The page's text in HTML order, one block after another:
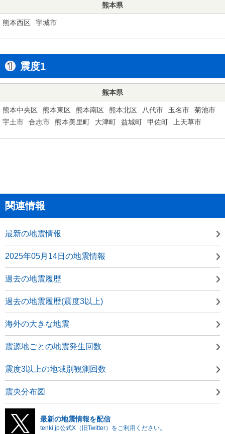
熊本県
熊本西区 宇城市
震度1
熊本県
熊本中央区 熊本東区 熊本南区 熊本北区 八代市 玉名市
菊池市
宇土市
合志市 熊本美里町 大津町 益城町 甲佐町 上天草市
関連情報
最新の地震情報
2025年05月14日の地震情報
過去の地震履歴
過去の地震履歴(震度3以上)
海外の大きな地震
震源地ごとの地震発生回数
震度3以上の地域別観測回数
震央分布図
最新の地震情報を配信
tenki.jp公式X（旧Twitter）をご利用ください。